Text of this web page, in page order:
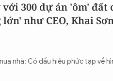
CHÍNH TRỊ -
MINH
VĂN HÓA -
300 dự án 'ôm' đất
như CEO, Khai
nhà: Có dấu hiệu phức tạp về